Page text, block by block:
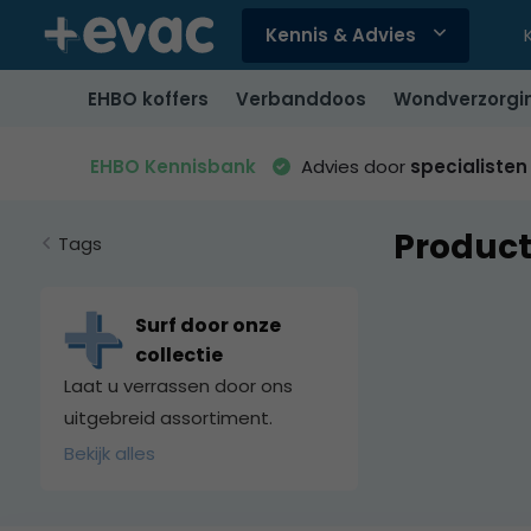
Kennis & Advies
Gebruik
de
pijltjes
een
selecteren.
Enter
om
EHBO koffers Verbanddoos
EHBO Kennisbank Advies door specialisten
Tags
Surf door onze
collectie
Laat u verrassen door ons
uitgebreid assortiment.
Bekijk alles